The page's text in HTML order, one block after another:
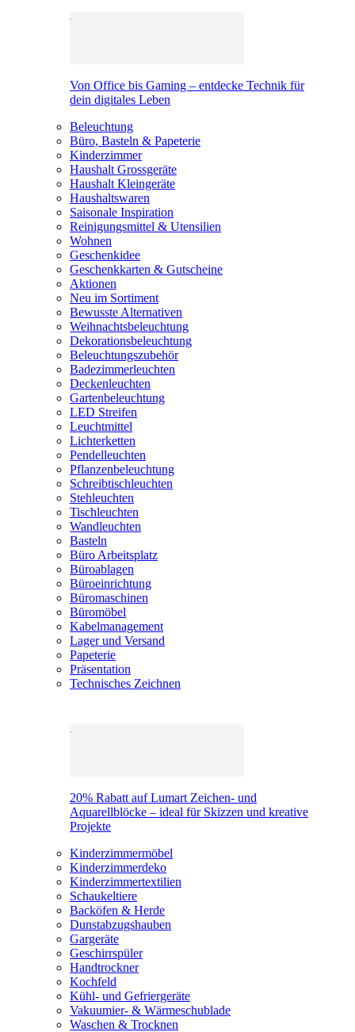
Von Office bis Gaming – entdecke Technik für
dein digitales Leben
Beleuchtung
Büro, Basteln & Papeterie
Kinderzimmer
Haushalt Grossgeräte
Haushalt Kleingeräte
Haushaltswaren
Saisonale Inspiration
Reinigungsmittel & Utensilien
Wohnen
Geschenkidee
Geschenkkarten & Gutscheine
Aktionen
Neu im Sortiment
Bewusste Alternativen
Weihnachtsbeleuchtung
Dekorationsbeleuchtung
Beleuchtungszubehör
Badezimmerleuchten
Deckenleuchten
Gartenbeleuchtung
LED Streifen
Leuchtmittel
Lichterketten
Pendelleuchten
Pflanzenbeleuchtung
Schreibtischleuchten
Stehleuchten
Tischleuchten
Wandleuchten
Basteln
Büro Arbeitsplatz
Büroablagen
Büroeinrichtung
Büromaschinen
Büromöbel
Kabelmanagement
Lager und Versand
Papeterie
Präsentation
Technisches Zeichnen
20% Rabatt auf Lumart Zeichen- und
Aquarellblöcke – ideal für Skizzen und kreative
Projekte
Kinderzimmermöbel
Kinderzimmerdeko
Kinderzimmertextilien
Schaukeltiere
Backöfen & Herde
Dunstabzugshauben
Gargeräte
Geschirrspüler
Handtrockner
Kochfeld
Kühl- und Gefriergeräte
Vakuumier- & Wärmeschublade
Waschen & Trocknen